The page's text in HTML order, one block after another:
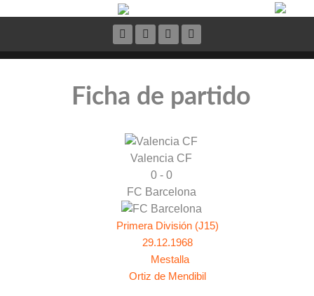
Ficha de partido
Valencia CF
0 - 0
FC Barcelona
Primera División (J15)
29.12.1968
Mestalla
Ortiz de Mendibil